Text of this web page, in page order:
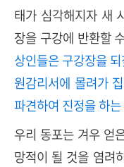
태가 심각해지자 새
장을 구강에 반환할
상인들은 구강장을
원감리서에 몰려가
파견하여 진정을 하
우리 동포는 겨우 얻
망적이 될 것을 염려